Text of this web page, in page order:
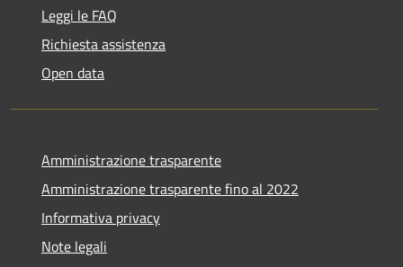
Leggi le FAQ
Richiesta assistenza
Open data
Amministrazione trasparente
Amministrazione trasparente fino al 2022
Informativa privacy
Note legali